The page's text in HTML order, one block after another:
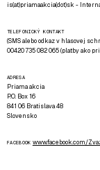
is(at)priamaakcia(dot)sk -
TELEFONICKÝ KONTAKT
(SMS alebo odkaz v hlasovej
00420 735 082 065 (platby ako
ADRESA
Priama akcia
P.O. Box 16
841 06 Bratislava 48
Slovensko
FACEBOOK www.facebook.com/